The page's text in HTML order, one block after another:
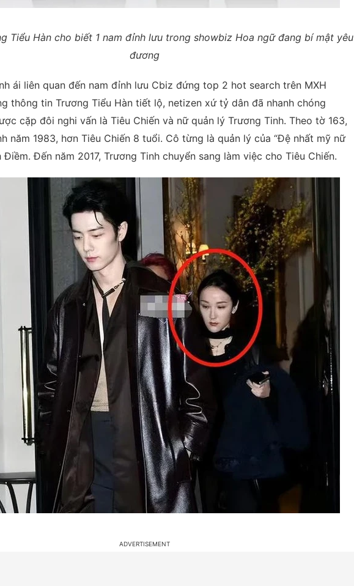
Tiểu Hàn cho biết 1 nam đỉnh lưu trong showbiz Hoa ngữ đang bí mật yêu
đương
ái liên quan đến nam đỉnh lưu Cbiz đứng top 2 hot search trên MXH
thông tin Trương Tiểu Hàn tiết lộ, netizen xứ tỷ dân đã nhanh chóng
cặp đôi nghi vấn là Tiêu Chiến và nữ quản lý Trương Tinh. Theo tờ 163,
năm 1983, hơn Tiêu Chiến 8 tuổi. Cô từng là quản lý của “Đệ nhất mỹ nữ
Điềm. Đến năm 2017, Trương Tinh chuyển sang làm việc cho Tiêu Chiến.